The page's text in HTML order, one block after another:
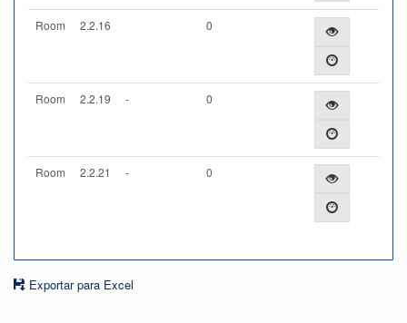
Room 2.2.16 0
Room 2.2.19 - 0
Room 2.2.21 - 0
Exportar para Excel